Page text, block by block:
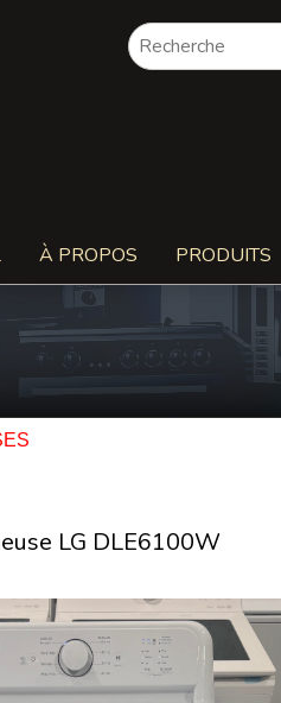
À PROPOS PRODUITS
LG DLE6100W